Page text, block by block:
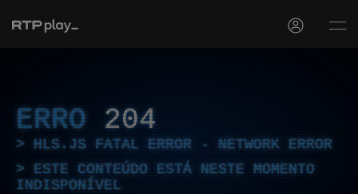
ERRO 204
HLS.JS FATAL ERROR - NETWORK ERROR
ESTE CONTEÚDO ESTÁ NESTE MOMENTO
INDISPONÍVEL